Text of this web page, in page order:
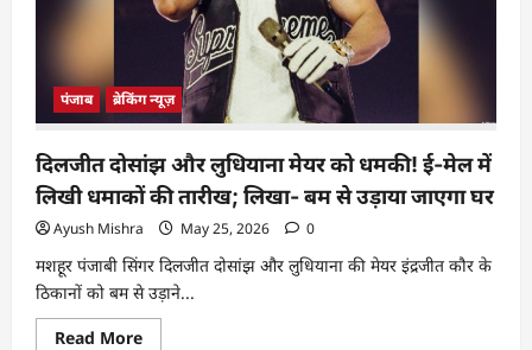
पंजाब ब्रेकिंग न्यूज़
दिलजीत दोसांझ और लुधियाना मेयर को धमकी! ई-मेल में
लिखी धमाकों की तारीख; लिखा- बम से उड़ाया जाएगा घर
Ayush Mishra May 25, 2026 0
मशहूर पंजाबी सिंगर दिलजीत दोसांझ और लुधियाना की मेयर इंद्रजीत कौर के
ठिकानों को बम से उड़ाने...
Read More